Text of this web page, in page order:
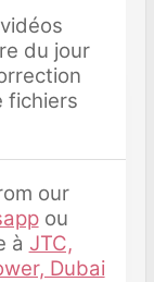
du jour
fichiers
our
ou
à JTC,
Dubai